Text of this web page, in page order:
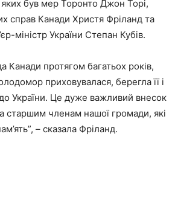
яких був мер Торонто Джон Торі,
справ Канади Христя Фріланд та
міністр України Степан Кубів.
Канади протягом багатьох років,
приховувалася, берегла її і
України. Це дуже важливий внесок
старшим членам нашої громади, які
– сказала Фріланд.